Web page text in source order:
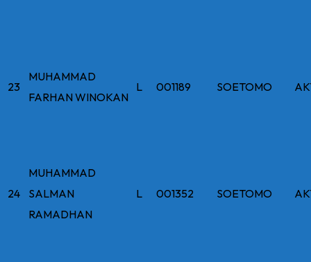
23
MUHAMMAD
FARHAN WINOKAN
L 001189 SOETOMO
24
MUHAMMAD
SALMAN
RAMADHAN
L 001352 SOETOMO